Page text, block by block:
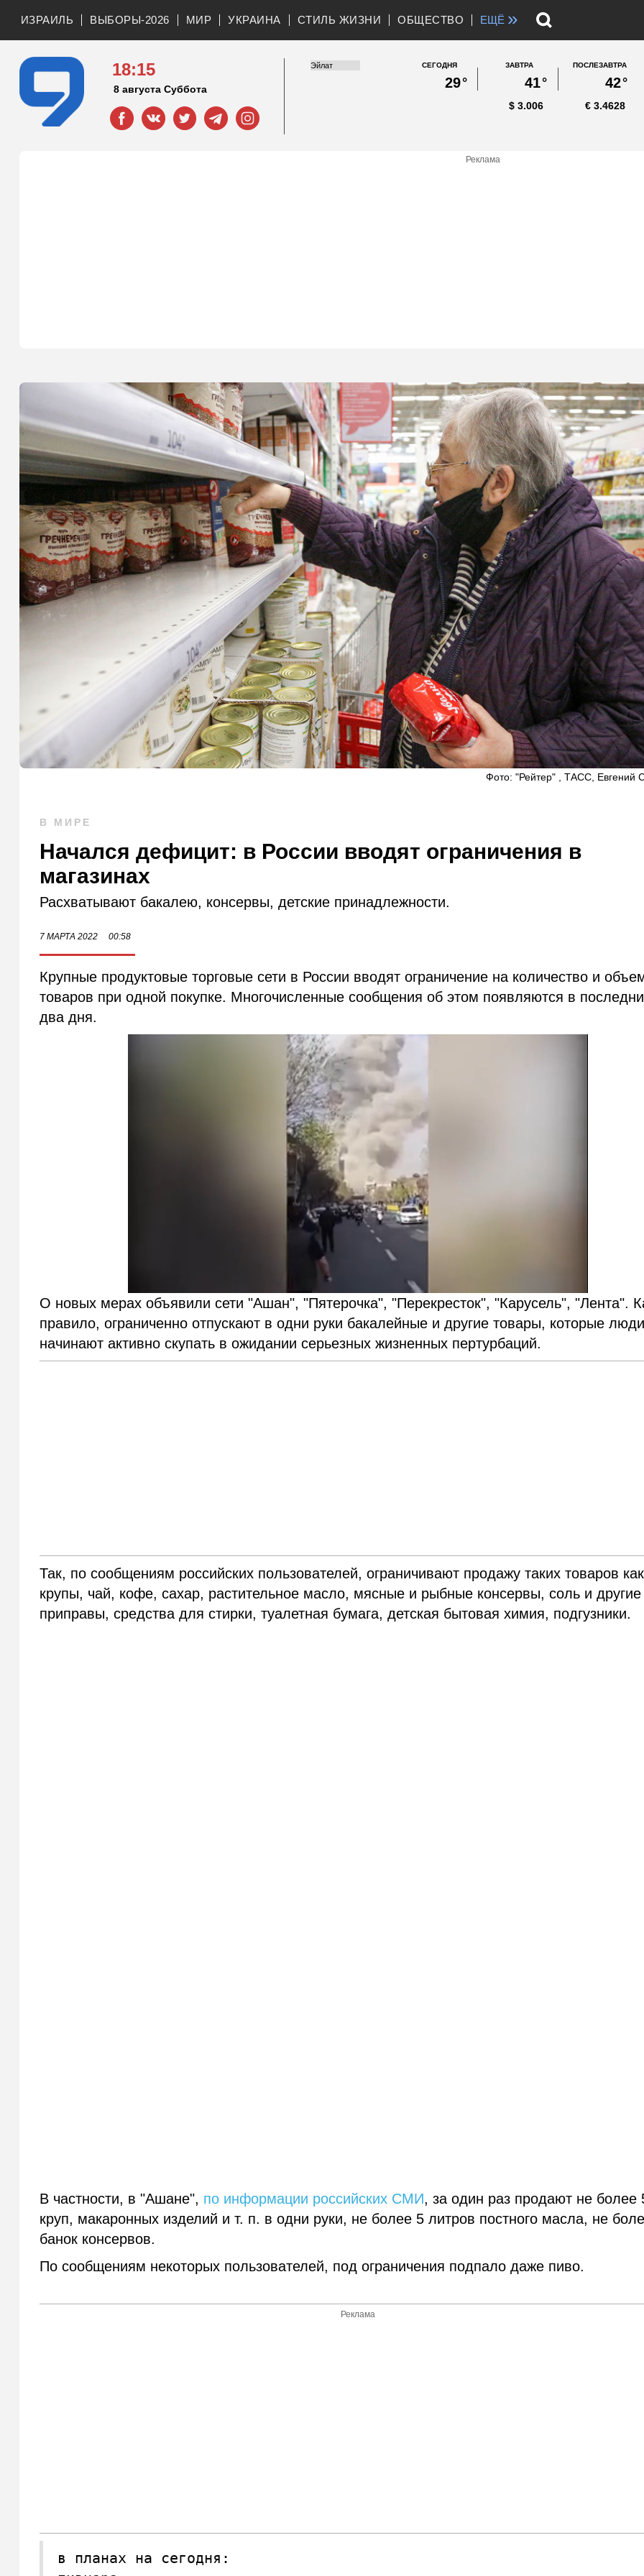
ИЗРАИЛЬ ВЫБОРЫ-2026 МИР УКРАИНА СТИЛЬ ЖИЗНИ ОБЩЕСТВО ЕЩЁ »
18:15
8 августа Суббота
СЕГОДНЯ
29°
ЗАВТРА
41°
ПОСЛЕЗАВТРА
42°
3.006
$ 3.4628
€
Реклама
Фото: "Рейтер" , ТАСС, Евгений
В МИРЕ
Начался дефицит: в России вводят ограничения в
магазинах
Расхватывают бакалею, консервы, детские принадлежности.
7 МАРТА 2022 00:58
Крупные продуктовые торговые сети в России вводят ограничение на количество и
товаров при одной покупке. Многочисленные сообщения об этом появляются в
два дня.
О новых мерах объявили сети "Ашан", "Пятерочка", "Перекресток", "Карусель", "Лента".
правило, ограниченно отпускают в одни руки бакалейные и другие товары, которые люди
начинают активно скупать в ожидании серьезных жизненных пертурбаций.
Так, по сообщениям российских пользователей, ограничивают продажу таких товаров как
крупы, чай, кофе, сахар, растительное масло, мясные и рыбные консервы, соль и другие
приправы, средства для стирки, туалетная бумага, детская бытовая химия, подгузники.
В частности, в "Ашане", по информации российских СМИ, за один раз продают не более
круп, макаронных изделий и т. п. в одни руки, не более 5 литров постного масла, не
банок консервов.
По сообщениям некоторых пользователей, под ограничения подпало даже пиво.
Реклама
в планах на сегодня: